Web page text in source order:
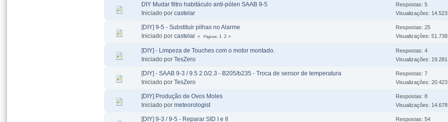
DIY Mudar filtro habitáculo anti-pólen SAAB 9-5
Iniciado porcastelar
Respostas: 5
Visualizações: 14.523
[DIY] 9-5 - Substituir pilhas no Alarme
Iniciado porcastelar Páginas 1 2
Respostas: 25
Visualizações: 51.738
[DIY] - Limpeza de Touches com o motor montado.
Iniciado porTesZero
Respostas: 4
Visualizações: 19.281
[DIY] - SAAB 9-3 / 9.5 2.0/2.3 - B205/b235 - Troca de sensor de temperatura
Iniciado porTesZero
Respostas: 7
Visualizações: 20.423
[DIY] Produção de Ovos Moles
Iniciado pormeteorologist
Respostas: 8
Visualizações: 14.678
[DIY] 9-3 / 9-5 - Reparar SID I e II Respostas: 54